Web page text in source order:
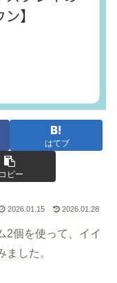
はてブ
コピー
2026.01.15 2026.01.28
2個を使って、イイ
した。